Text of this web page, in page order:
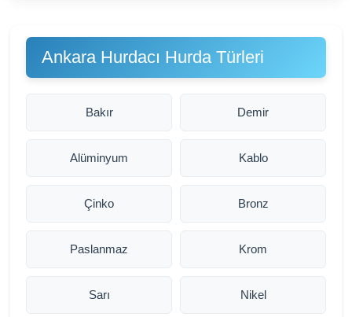
Ankara Hurdacı Hurda Türleri
Bakır Demir
Alüminyum Kablo
Çinko Bronz
Paslanmaz Krom
Sarı Nikel